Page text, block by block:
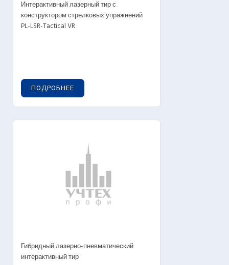
Интерактивный лазерный тир с
конструктором стрелковых упражнений
PL-LSR-Tactical VR
ПОДРОБНЕЕ
Гибридный лазерно-пневматический
интерактивный тир